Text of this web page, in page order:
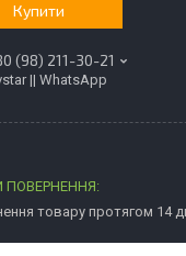
Купити
(98) 211-30-21
|| WhatsApp
товару протягом 14